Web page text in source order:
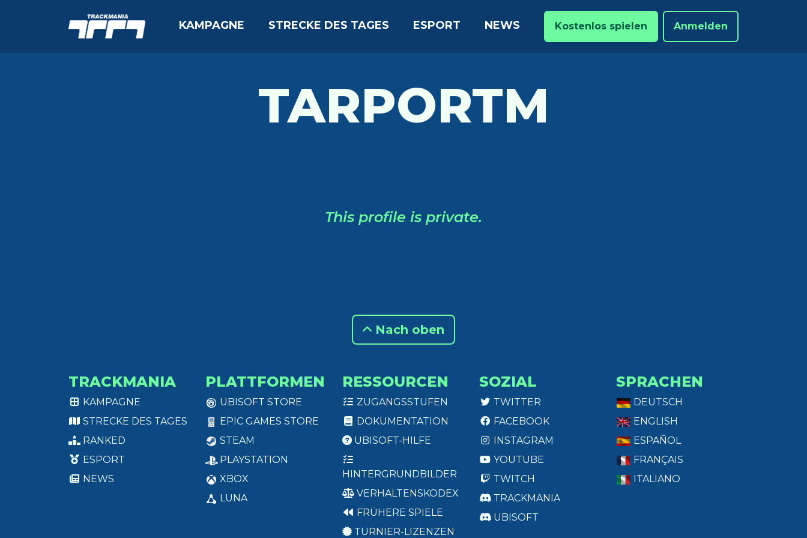
KAMPAGNE STRECKE DES TAGES ESPORT NEWS Kostenlos spielen Anmelden
TARPORTM
This profile is private.
Nach oben
TRACKMANIA
KAMPAGNE
STRECKE DES TAGES
RANKED
ESPORT
NEWS
PLATTFORMEN
UBISOFT STORE
EPIC GAMES STORE
STEAM
PLAYSTATION
XBOX
LUNA
RESSOURCEN
ZUGANGSSTUFEN
DOKUMENTATION
UBISOFT-HILFE
HINTERGRUNDBILDER
VERHALTENSKODEX
FRÜHERE SPIELE
TURNIER-LIZENZEN
SOZIAL
TWITTER
FACEBOOK
INSTAGRAM
YOUTUBE
TWITCH
TRACKMANIA
UBISOFT
SPRACHEN
DEUTSCH
ENGLISH
ESPAÑOL
FRANÇAIS
ITALIANO